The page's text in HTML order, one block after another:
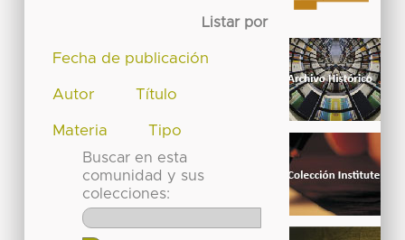
Listar por
Fecha de publicación
Autor Título
Materia
Tipo
Buscar en esta
comunidad y sus
colecciones: